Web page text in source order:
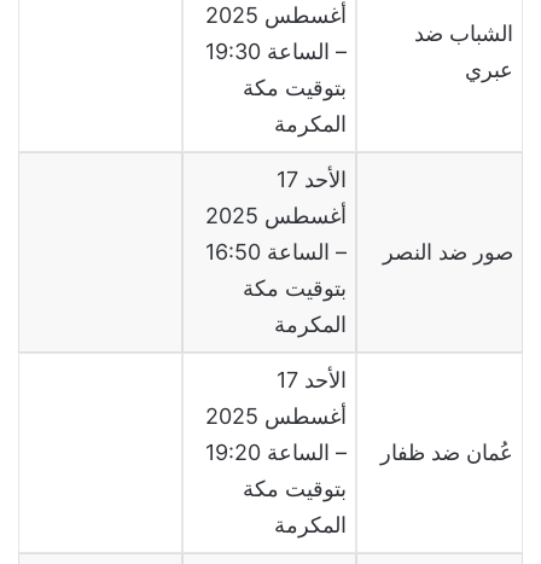
الشباب ضد
عبري
أغسطس 2025
– الساعة 19:30
بتوقيت مكة
المكرمة
صور ضد النصر
الأحد 17
أغسطس 2025
– الساعة 16:50
بتوقيت مكة
المكرمة
عُمان ضد ظفار
الأحد 17
أغسطس 2025
– الساعة 19:20
بتوقيت مكة
المكرمة